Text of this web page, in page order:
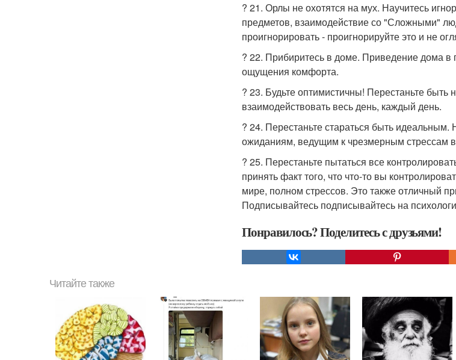
? 21. Орлы не охотятся на мух. Научитесь
предметов, взаимодействие со "Сложными"
проигнорировать - проигнорируйте это и не
? 22. Прибиритесь в доме. Приведение дома в
ощущения комфорта.
? 23. Будьте оптимистичны! Перестаньте
взаимодействовать весь день, каждый день.
? 24. Перестаньте стараться быть
ожиданиям, ведущим к чрезмерным стрессам
? 25. Перестаньте пытаться все
принять факт того, что что-то вы
мире, полном стрессов. Это также отличный
Подписывайтесь подписывайтесь на
Понравилось? Поделитесь с друзьями!
Читайте также